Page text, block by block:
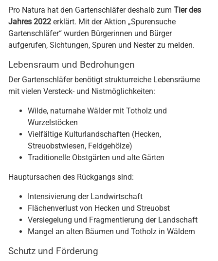
Pro Natura hat den Gartenschläfer deshalb zum Tier des
Jahres 2022 erklärt. Mit der Aktion „Spurensuche
Gartenschläfer“ wurden Bürgerinnen und Bürger
aufgerufen, Sichtungen, Spuren und Nester zu melden.
Lebensraum und Bedrohungen
Der Gartenschläfer benötigt strukturreiche Lebensräume
mit vielen Versteck- und Nistmöglichkeiten:
Wilde, naturnahe Wälder mit Totholz und
Wurzelstöcken
Vielfältige Kulturlandschaften (Hecken,
Streuobstwiesen, Feldgehölze)
Traditionelle Obstgärten und alte Gärten
Hauptursachen des Rückgangs sind:
Intensivierung der Landwirtschaft
Flächenverlust von Hecken und Streuobst
Versiegelung und Fragmentierung der Landschaft
Mangel an alten Bäumen und Totholz in Wäldern
Schutz und Förderung